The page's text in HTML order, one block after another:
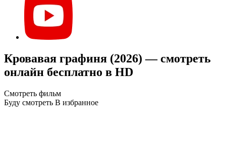
Кровавая графиня (2026) — смотреть
онлайн бесплатно в HD
Смотреть фильм
Буду смотреть В избранное